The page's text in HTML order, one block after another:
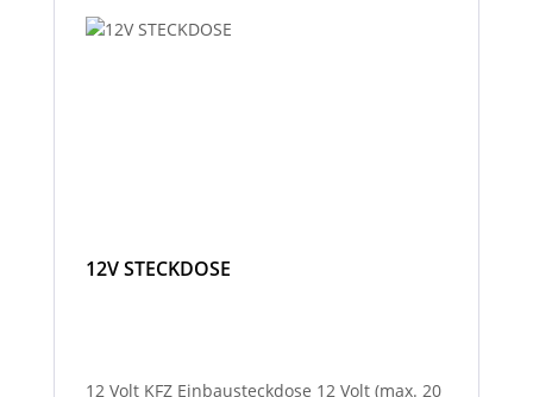
12V STECKDOSE
12 Volt KFZ Einbausteckdose 12 Volt (max. 20